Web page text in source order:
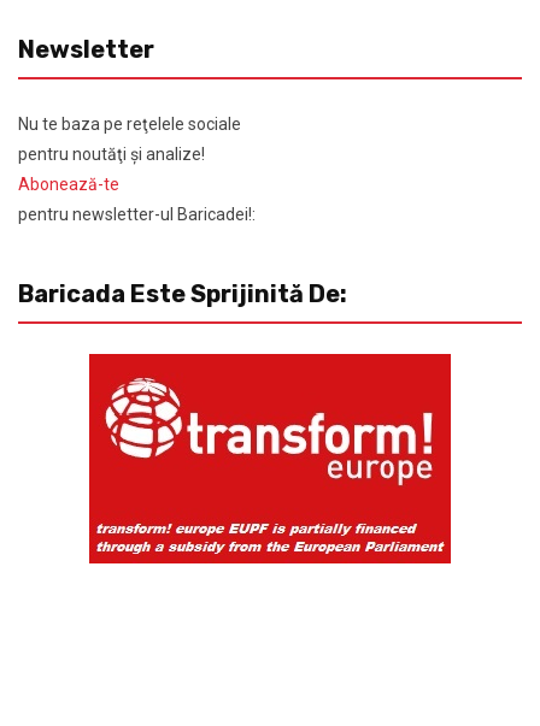
Newsletter
Nu te baza pe reţelele sociale
pentru noutăţi şi analize!
Abonează-te
pentru newsletter-ul Baricadei!:
Baricada Este Sprijinită De: